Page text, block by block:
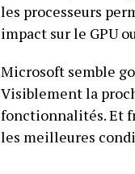
les processeurs
impact sur le GPU
Microsoft semble
Visiblement la
fonctionnalités. Et
les meilleures